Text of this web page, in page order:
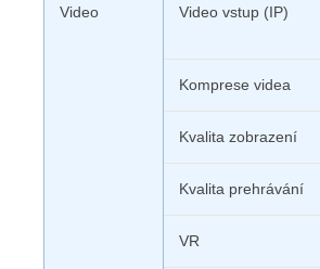
Video Video vstup (IP)
Komprese videa
Kvalita zobrazení
Kvalita prehrávání
VR